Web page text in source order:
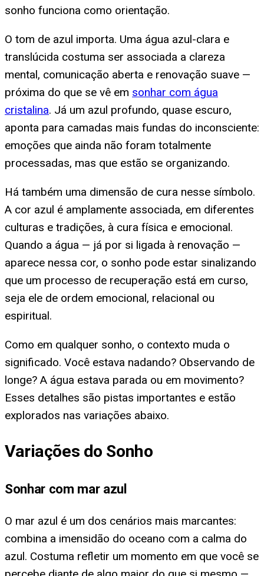
sonho funciona como orientação.
O tom de azul importa. Uma água azul-clara e
translúcida costuma ser associada a clareza
mental, comunicação aberta e renovação suave —
próxima do que se vê em sonhar com água
cristalina. Já um azul profundo, quase escuro,
aponta para camadas mais fundas do inconsciente:
emoções que ainda não foram totalmente
processadas, mas que estão se organizando.
Há também uma dimensão de cura nesse símbolo.
A cor azul é amplamente associada, em diferentes
culturas e tradições, à cura física e emocional.
Quando a água — já por si ligada à renovação —
aparece nessa cor, o sonho pode estar sinalizando
que um processo de recuperação está em curso,
seja ele de ordem emocional, relacional ou
espiritual.
Como em qualquer sonho, o contexto muda o
significado. Você estava nadando? Observando de
longe? A água estava parada ou em movimento?
Esses detalhes são pistas importantes e estão
explorados nas variações abaixo.
Variações do Sonho
Sonhar com mar azul
O mar azul é um dos cenários mais marcantes:
combina a imensidão do oceano com a calma do
azul. Costuma refletir um momento em que você se